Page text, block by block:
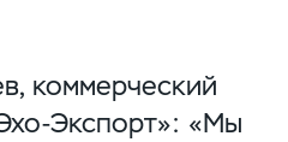
коммерческий
Экспорт»: «Мы